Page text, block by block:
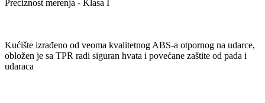
Preciznost merenja - Klasa I
Kućište izrađeno od veoma kvalitetnog ABS-a otpornog na udarce,
obložen je sa TPR radi siguran hvata i povećane zaštite od pada i
udaraca